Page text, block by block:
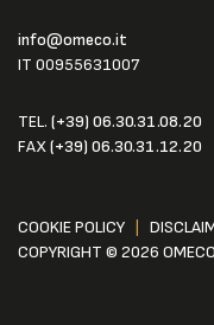
info@omeco.it
IT 00955631007
TEL. (+39) 06.30.31.08.20
FAX(+39) 06.30.31.12.20
COOKIE POLICY
COPYRIGHT © 2026 OMECO